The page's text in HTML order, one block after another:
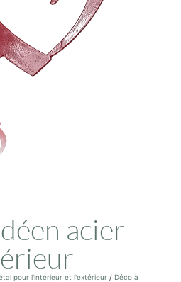
acier
pour l'intérieur et l'extérieur / Déco à